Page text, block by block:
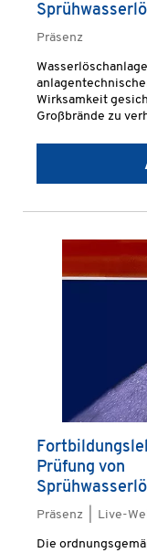
(Sprinklerwart)
Präsenz
Wirksamkeit
Großbrände zu
Prüfung von
Präsenz | Live-
Die